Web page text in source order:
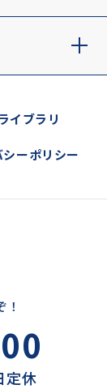
イブラリ
ーポリシー
定休